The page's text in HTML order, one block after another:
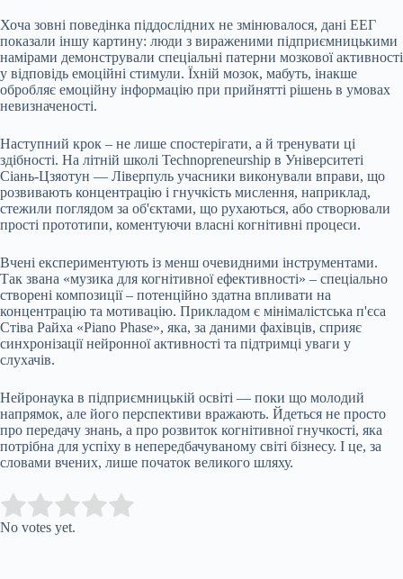
Хоча зовні поведінка піддослідних не змінювалося, дані ЕЕГ
показали іншу картину: люди з вираженими підприємницькими
намірами демонстрували спеціальні патерни мозкової активності
у відповідь емоційні стимули. Їхній мозок, мабуть, інакше
обробляє емоційну інформацію при прийнятті рішень в умовах
невизначеності.
Наступний крок – не лише спостерігати, а й тренувати ці
здібності. На літній школі Technopreneurship в Університеті
Сіань-Цзяотун — Ліверпуль учасники виконували вправи, що
розвивають концентрацію і гнучкість мислення, наприклад,
стежили поглядом за об'єктами, що рухаються, або створювали
прості прототипи, коментуючи власні когнітивні процеси.
Вчені експериментують із менш очевидними інструментами.
Так звана «музика для когнітивної ефективності» – спеціально
створені композиції – потенційно здатна впливати на
концентрацію та мотивацію. Прикладом є мінімалістська п'єса
Стіва Райха «Piano Phase», яка, за даними фахівців, сприяє
синхронізації нейронної активності та підтримці уваги у
слухачів.
Нейронаука в підприємницькій освіті — поки що молодий
напрямок, але його перспективи вражають. Йдеться не просто
про передачу знань, а про розвиток когнітивної гнучкості, яка
потрібна для успіху в непередбачуваному світі бізнесу. І це, за
словами вчених, лише початок великого шляху.
Rate this item:
No votes yet.